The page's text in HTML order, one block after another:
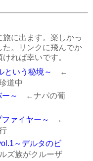
に出ます。楽しかっ
。リンクに飛んでか
れば幸いです。
という秘境～
←
道中
～
←ナパの葡
ァイヤー～
←
～デルタのビ
族がクルーザ